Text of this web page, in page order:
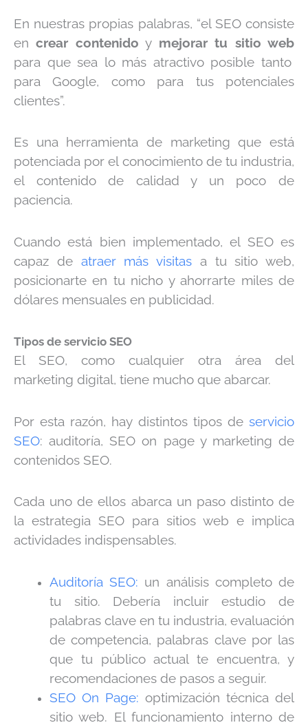
En nuestras propias palabras, “el SEO consiste
encrear contenido y mejorar tu sitio web
para que sea lo más atractivo posible tanto
para Google, como para tus potenciales
clientes”.
Es una herramienta de marketing que está
potenciada por el conocimiento de tu industria,
el contenido de calidad y un poco de
paciencia.
Cuando está bien implementado, el SEO es
capaz de atraer más visitas a tu sitio web,
posicionarte en tu nicho y ahorrarte miles de
dólares mensuales en publicidad.
Tipos de servicio SEO
El SEO, como cualquier otra área del
marketing digital, tiene mucho que abarcar.
Por esta razón, hay distintos tipos de servicio
SEO: auditoría, SEO on page y marketing de
contenidos SEO.
Cada uno de ellos abarca un paso distinto de
la estrategia SEO para sitios web e implica
actividades indispensables.
Auditoría SEO: un análisis completo de
tu sitio. Debería incluir estudio de
palabras clave en tu industria, evaluación
de competencia, palabras clave por las
que tu público actual te encuentra, y
recomendaciones de pasos a seguir.
SEO On Page: optimización técnica del
sitio web. El funcionamiento interno de